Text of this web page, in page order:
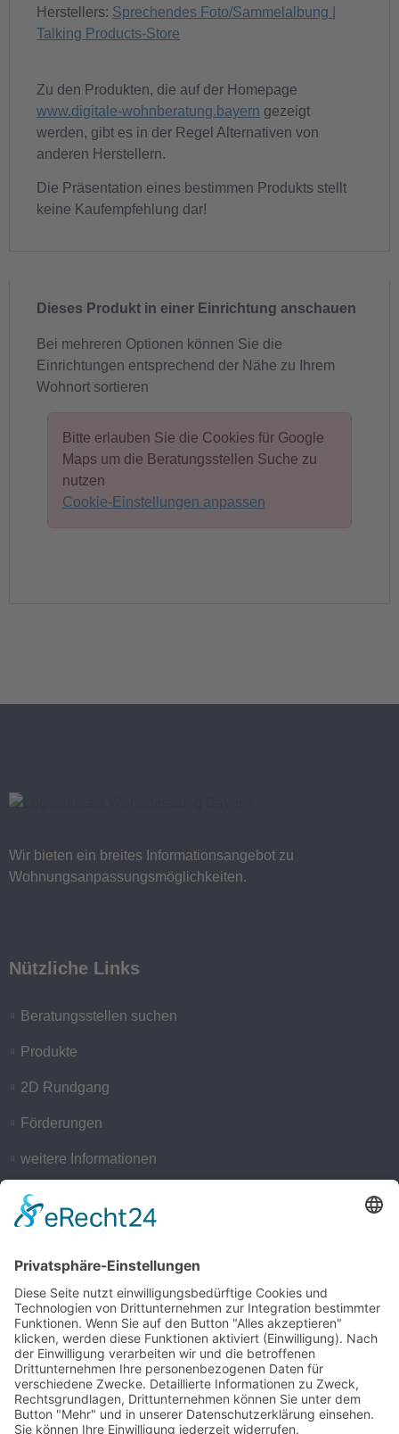
Herstellers: Sprechendes Foto/Sammelalbung |
Talking Products-Store
Zu den Produkten, die auf der Homepage
www.digitale-wohnberatung.bayern gezeigt
werden, gibt es in der Regel Alternativen von
anderen Herstellern.
Die Präsentation eines bestimmen Produkts stellt
keine Kaufempfehlung dar!
Dieses Produkt in einer Einrichtung anschauen
Bei mehreren Optionen können Sie die
Einrichtungen entsprechend der Nähe zu Ihrem
Wohnort sortieren
Bitte erlauben Sie die Cookies für Google
Maps um die Beratungsstellen Suche zu
nutzen
Cookie-Einstellungen anpassen
Wir bieten ein breites Informationsangebot zu
Wohnungsanpassungsmöglichkeiten.
Nützliche Links
Beratungsstellen suchen
Produkte
2D Rundgang
Förderungen
weitere Informationen